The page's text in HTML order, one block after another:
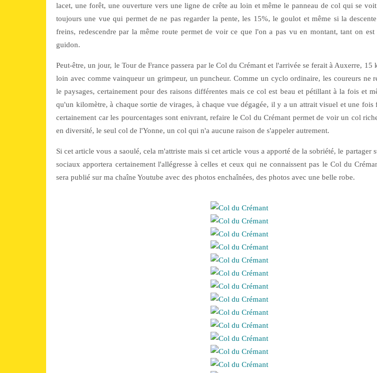
lacet, une forêt, une ouverture vers une ligne de crête au loin et même le panneau de col qui se
toujours une vue qui permet de ne pas regarder la pente, les 15%, le goulot et même si la
freins, redescendre par la même route permet de voir ce que l'on a pas vu en montant, tant on est
guidon.
Peut-être, un jour, le Tour de France passera par le Col du Crémant et l'arrivée se ferait à Auxerre, 15
loin avec comme vainqueur un grimpeur, un puncheur. Comme un cyclo ordinaire, les coureurs ne
le paysages, certainement pour des raisons différentes mais ce col est beau et pétillant à la fois et
qu'un kilomètre, à chaque sortie de virages, à chaque vue dégagée, il y a un attrait visuel et une fois
certainement car les pourcentages sont enivrant, refaire le Col du Crémant permet de voir un col
en diversité, le seul col de l'Yonne, un col qui n'a aucune raison de s'appeler autrement.
Si cet article vous a saoulé, cela m'attriste mais si cet article vous a apporté de la sobriété, le partager
sociaux apportera certainement l'allégresse à celles et ceux qui ne connaissent pas le Col du
sera publié sur ma chaîne Youtube avec des photos enchaînées, des photos avec une belle robe.